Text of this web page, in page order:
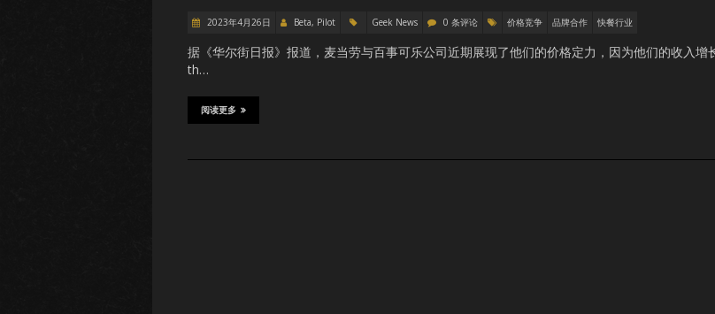
2023年4月26日 Beta, Pilot Geek News 0 条评论 价格竞争 品牌合作 快餐行业
据《华尔街日报》报道，麦当劳与百事可乐公司近期展现了他们的价格定力，因为他们的收入增
th…
阅读更多